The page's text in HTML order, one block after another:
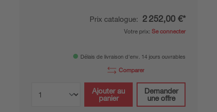
Prix catalogue: 2 252,00 €*
Votre prix: Se connecter
Délais de livraison d'env. 14 jours ouvrables
Comparer
Ajouter au
panier
Demander
une offre